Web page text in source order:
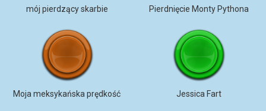
mój pierdzący skarbie Pierdnięcie Monty Pythona
Moja meksykańska prędkość Jessica Fart